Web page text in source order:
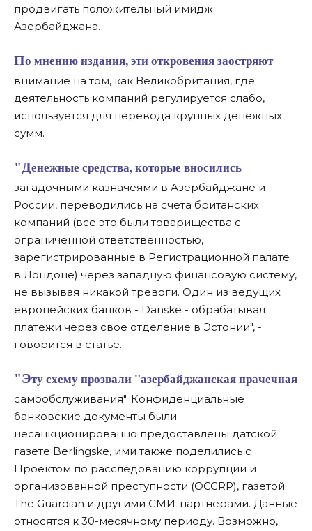
продвигать положительный имидж
Азербайджана.
По мнению издания, эти откровения заостряют
внимание на том, как Великобритания, где
деятельность компаний регулируется слабо,
используется для перевода крупных денежных
сумм.
"Денежные средства, которые вносились
загадочными казначеями в Азербайджане и
России, переводились на счета британских
компаний (все это были товарищества с
ограниченной ответственностью,
зарегистрированные в Регистрационной палате
в Лондоне) через западную финансовую систему,
не вызывая никакой тревоги. Один из ведущих
европейских банков - Danske - обрабатывал
платежи через свое отделение в Эстонии", -
говорится в статье.
"Эту схему прозвали "азербайджанская прачечная
самообслуживания". Конфиденциальные
банковские документы были
несанкционированно предоставлены датской
газете Berlingske, ими также поделились с
Проектом по расследованию коррупции и
организованной преступности (OCCRP), газетой
The Guardian и другими СМИ-партнерами. Данные
относятся к 30-месячному периоду. Возможно,